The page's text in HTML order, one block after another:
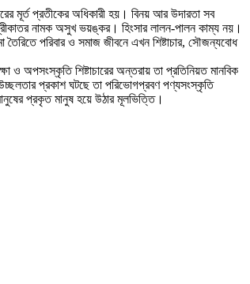
মূর্ত প্রতীকের অধিকারী হয়। বিনয় আর উদারতা সব
নামক অসুখ ভয়ঙ্কর। হিংসার লালন-পালন কাম্য নয়।
পরিবার ও সমাজ জীবনে এখন শিষ্টাচার, সৌজন্যবোধ
ও অপসংস্কৃতি শিষ্টাচারের অন্তরায় তা প্রতিনিয়ত মানবিক
প্রকাশ ঘটছে তা পরিভােগপ্রবণ পণ্যসংস্কৃতি
প্রকৃত মানুষ হয়ে উঠার মূলভিত্তি।